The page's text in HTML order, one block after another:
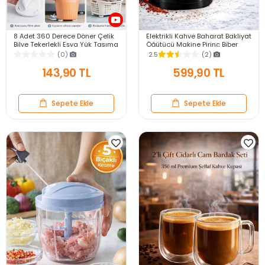
8 Adet 360 Derece Döner Çelik
Bilye Tekerlekli Eşya Yük Taşıma
Yapışkanlı Eşya Kaydırma
(0)
143,90 TL
Sepete Ekle
Elektrikli Kahve Baharat Bakliyat
Öğütücü Makine Pirinç Biber
Tahıl Öğütücü Değirmen Gıda
Öğütücü
2.5 (2)
599,90 TL
Sepete Ekle